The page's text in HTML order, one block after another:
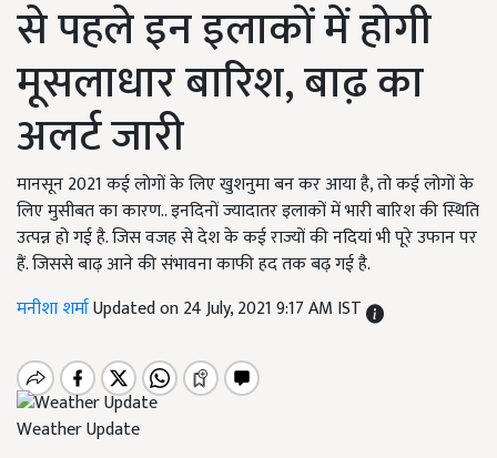
से पहले इन इलाकों में होगी
मूसलाधार बारिश, बाढ‍़ का
अलर्ट जारी
मानसून 2021 कई लोगों के लिए खुशनुमा बन कर आया है, तो कई लोगों के
लिए मुसीबत का कारण.. इनदिनों ज्यादातर इलाकों में भारी बारिश की स्थिति
उत्पन्न हो गई है. जिस वजह से देश के कई राज्यों की नदियां भी पूरे उफान पर
हैं. जिससे बाढ़ आने की संभावना काफी हद तक बढ़ गई है.
मनीशा शर्माUpdated on 24 July, 2021 9:17 AM IST
Weather Update